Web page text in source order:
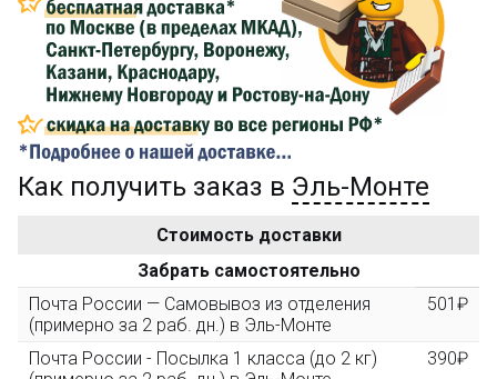
Сделайте заказ на сумму не менее 3 000₽, оплатите
его на карту Сбербанка и получите 150₽ на
компенсацию доставки.
...на следующий заказ
Золотая скидка
персональная
10%
3000 рублей, Вы получите постоянную скидку на все
повторные заказы - 10%
Скидка за обзор
(фото сборки) до 10%
Как получить заказ в Эль-Монте
Стоимость доставки
Забрать самостоятельно
Почта России — Самовывоз из отделения
(примерно за 2 раб. дн.) в Эль-Монте
501₽
Почта России - Посылка 1 класса (до 2 кг)
390₽